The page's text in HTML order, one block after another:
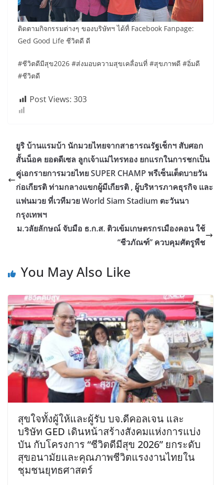
ติดตามกิจกรรมต่างๆ ของบริษัทฯ ได้ทื่ Facebook Fanpage:
Ged Good Life ชีวิตดี ดี
#ชีวิตดีมีสุข2026 #ส่งมอบความสุขเคลื่อนที่ #สุขภาพดี #อิ่มดี
#ชีวิตดี
Post Views: 303
ยูริ บ้านแรมบ้า นักมวยไทยจากสาธารณรัฐเช็กฯ สับศอก
สั้นน็อค ยอดดีเซล ลูกเจ้าแม่ไทรทอง ยกแรกในการชกเป็น
คู่เอกรายการมวยไทย SUPER CHAMP พรีเซ็นเต็ดบายวัน
ก่อเกียรติ ท่ามกลางแขกผู้มีเกียรติ , ผู้บริหารภาคธุรกิจ และ
แฟนมวย ที่เวทีมวย World Siam Stadium ตะวันนา
กรุงเทพฯ
ม.วลัยลักษณ์ จับมือ ธ.ก.ส. ติวเข้มเกษตรกรเมืองคอน ใช้
“ชีวภัณฑ์” ควบคุมศัตรูพืช
You May Also Like
สุขใจทั้งผู้ให้และผู้รับ บจ.ดีคอลเจน และ
บริษัท GED เดินหน้าสร้างสังคมแห่งการแบ่ง
บัน​ กับโครงการ “ชีวิตดีมีสุข 2026” ยกระดับ
สุขอนามัยและคุณภาพชีวิตแรงงานไทยใน
ชุมชนยุทธศาสตร์